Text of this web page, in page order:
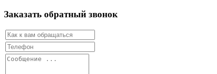
Заказать обратный звонок